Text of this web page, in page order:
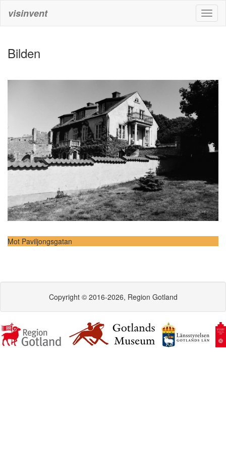
visinvent
Bilden
Mot Paviljongsgatan
Copyright © 2016-2026, Region Gotland